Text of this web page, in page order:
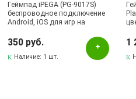
Цвет
Геймпад iPEGA (PG-9017S)
беспроводное подключение
Android, iOS для игр на
350 руб.
Наличие: 1 шт.
1